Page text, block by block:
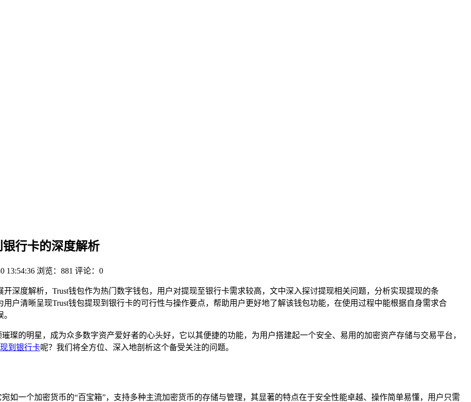
行卡的深度解析
13:54:36 浏览：881 评论：0
深度解析，Trust钱包作为热门数字钱包，用户对提现至银行卡需求较高，文中深入探讨提现相关问题，分析实现提现的条
户清晰呈现Trust钱包提现到银行卡的可行性与操作要点，帮助用户更好地了解该钱包功能，在使用过程中能根据自身需求合
璨的明星，成为众多数字资产爱好者的心头好，它以其便捷的功能，为用户搭建起一个安全、易用的加密资产存储与交易平台，
到银行卡呢？我们将全方位、深入地剖析这个备受关注的问题。
如一个加密货币的“百宝箱”，支持多种主流加密货币的存储与管理，其显著的特点在于安全性能卓越、操作简单易懂，用户只需